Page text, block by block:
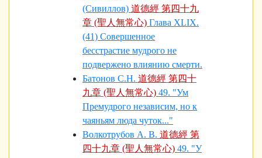
(Сивиллов) 道德經 第四十九
章 (聖人無常心) Глава XLIX.
(41) Совершенное
бесстрастие мудрого не
подвержено влиянию смерти.
Батонов С.Н. 道德經 第四十
九章 (聖人無常心) 49. "Ум
Премудрого независим, но к
чаяньям люда чуток..."
Волкотрубов А. В. 道德經 第
四十九章 (聖人無常心) 49. "У